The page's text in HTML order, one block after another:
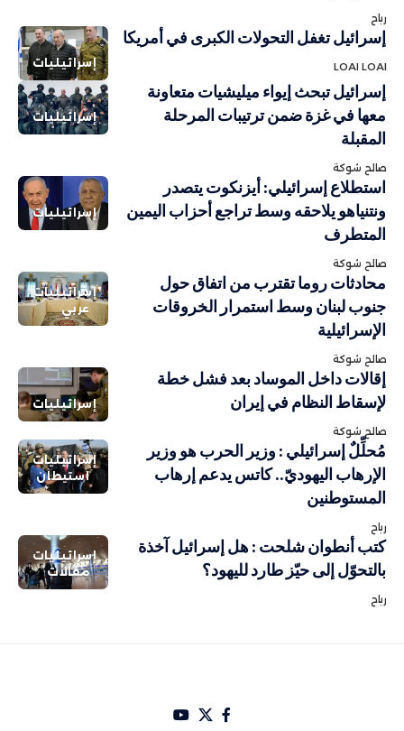
رباح
إسرائيليات
إسرائيل تغفل التحولات الكبرى في أمريكا
LOAI LOAI
إسرائيليات
إسرائيل تبحث إيواء ميليشيات متعاونة
معها في غزة ضمن ترتيبات المرحلة
المقبلة
صالح شوكة
إسرائيليات
استطلاع إسرائيلي: أيزنكوت يتصدر
ونتنياهو يلاحقه وسط تراجع أحزاب اليمين
المتطرف
صالح شوكة
إسرائيليات
عربي
محادثات روما تقترب من اتفاق حول
جنوب لبنان وسط استمرار الخروقات
الإسرائيلية
صالح شوكة
إسرائيليات
إقالات داخل الموساد بعد فشل خطة
لإسقاط النظام في إيران
صالح شوكة
إسرائيليات
استيطان
مُحلِّلٌ إسرائيلي : وزير الحرب هو وزير
الإرهاب اليهوديّ.. كاتس يدعم إرهاب
المستوطنين
رباح
إسرائيليات
مقالات
كتب أنطوان شلحت : هل إسرائيل آخذة
بالتحوّل إلى حيّز طارد لليهود؟
رباح